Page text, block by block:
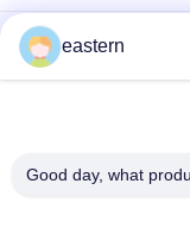
Cialis Tadalafil
SS-31
Biomex-
eastern
Good day, what